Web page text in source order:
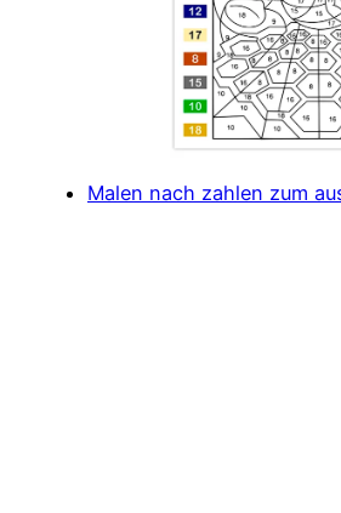
Malen nach zahlen zum